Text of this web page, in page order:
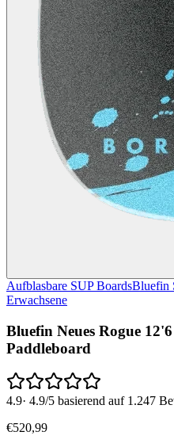
Aufblasbare SUP BoardsBluefin
Erwachsene
Bluefin Neues Rogue
Paddleboard
4.9· 4.9/5 basierend auf 1.247
€520,99